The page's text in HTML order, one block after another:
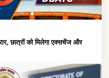
छात्रों को मिलेगा एक्सचेंज और